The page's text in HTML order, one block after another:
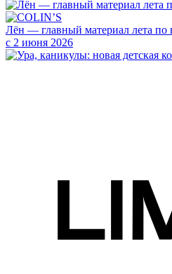
Лён — главный материал лета по
с 2 июня 2026